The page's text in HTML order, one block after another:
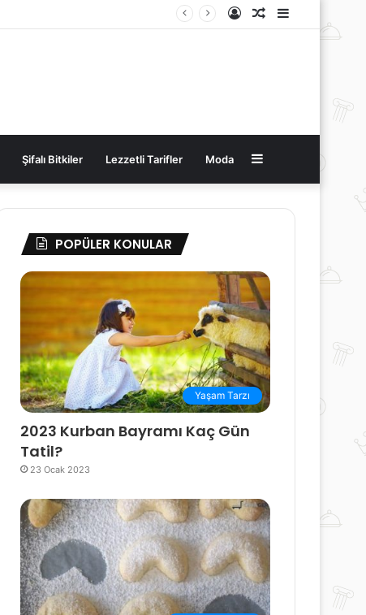
Kenar
Bölmesi
Rastgele
Kayıt
Şifalı Bitkiler Lezzetli Tarifler Moda Kenar
Bölmesi
POPÜLER KONULAR
Yaşam Tarzı
2023 Kurban Bayramı Kaç Gün
Tatil?
23 Ocak 2023